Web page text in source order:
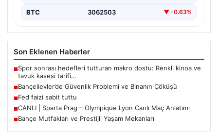
BTC 3062503 ▼ -0.63%
Son Eklenen Haberler
■Spor sonrası hedefleri tutturan makro dostu: Renkli kinoa ve
tavuk kasesi tarifi…
■Bahçelievler’de Güvenlik Problemi ve Binanın Çöküşü
■Fed faizi sabit tuttu
■CANLI | Sparta Prag – Olympique Lyon Canlı Maç Anlatımı
■Bahçe Mutfakları ve Prestijli Yaşam Mekanları